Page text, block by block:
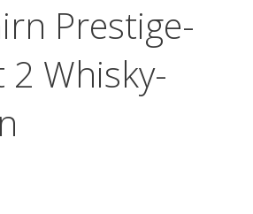
Prestige-
2 Whisky-